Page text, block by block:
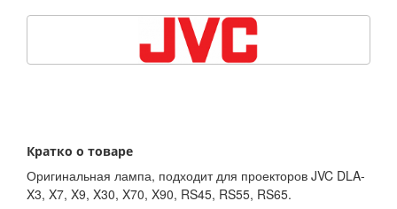
Кратко о товаре
Оригинальная лампа, подходит для проекторов JVC DLA-
X3, X7, X9, X30, X70, X90, RS45, RS55, RS65.